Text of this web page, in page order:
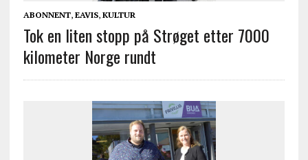
ABONNENT, EAVIS, KULTUR
Tok en liten stopp på Strøget etter 7000
kilometer Norge rundt